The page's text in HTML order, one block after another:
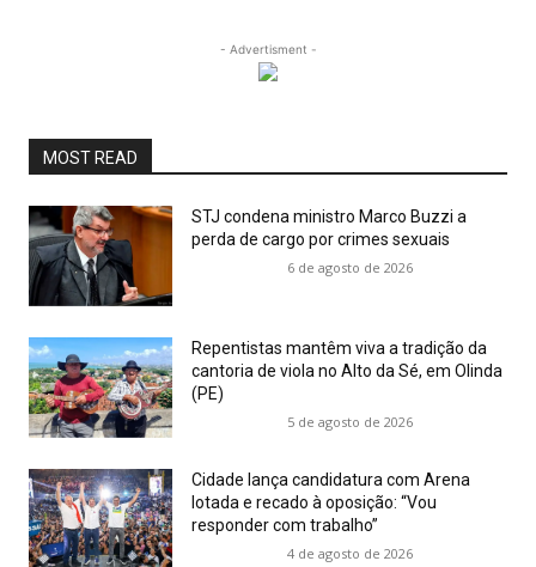
- Advertisment -
MOST READ
STJ condena ministro Marco Buzzi a
perda de cargo por crimes sexuais
6 de agosto de 2026
Repentistas mantêm viva a tradição da
cantoria de viola no Alto da Sé, em Olinda
(PE)
5 de agosto de 2026
Cidade lança candidatura com Arena
lotada e recado à oposição: “Vou
responder com trabalho”
4 de agosto de 2026